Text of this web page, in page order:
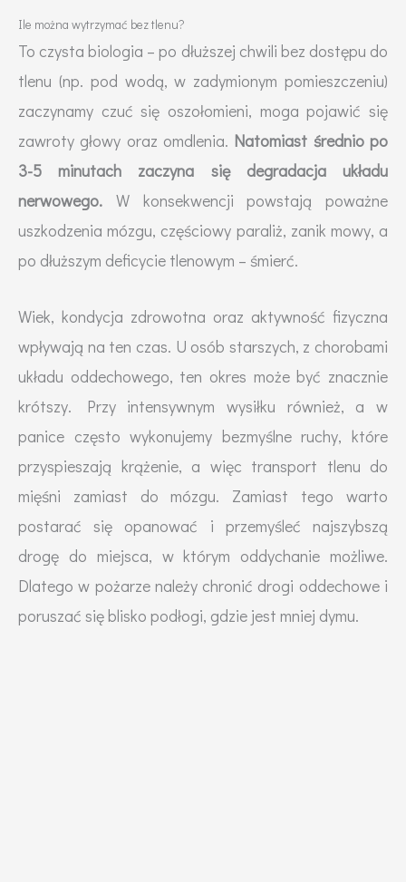
Ile można wytrzymać bez tlenu?
To czysta biologia – po dłuższej chwili bez dostępu do
tlenu (np. pod wodą, w zadymionym pomieszczeniu)
zaczynamy czuć się oszołomieni, moga pojawić się
zawroty głowy oraz omdlenia. Natomiast średnio po
3-5 minutach zaczyna się degradacja układu
nerwowego. W konsekwencji powstają poważne
uszkodzenia mózgu, częściowy paraliż, zanik mowy, a
po dłuższym deficycie tlenowym – śmierć.
Wiek, kondycja zdrowotna oraz aktywność fizyczna
wpływają na ten czas. U osób starszych, z chorobami
układu oddechowego, ten okres może być znacznie
krótszy. Przy intensywnym wysiłku również, a w
panice często wykonujemy bezmyślne ruchy, które
przyspieszają krążenie, a więc transport tlenu do
mięśni zamiast do mózgu. Zamiast tego warto
postarać się opanować i przemyśleć najszybszą
drogę do miejsca, w którym oddychanie możliwe.
Dlatego w pożarze należy chronić drogi oddechowe i
poruszać się blisko podłogi, gdzie jest mniej dymu.